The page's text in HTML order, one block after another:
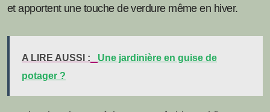
et apportent une touche de verdure même en hiver.
A LIRE AUSSI :
Une jardinière en guise de
potager ?